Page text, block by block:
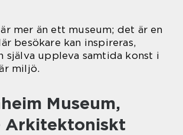
mer än ett museum; det är en
besökare kan inspireras,
själva uppleva samtida konst i
miljö.
Museum,
Arkitektoniskt